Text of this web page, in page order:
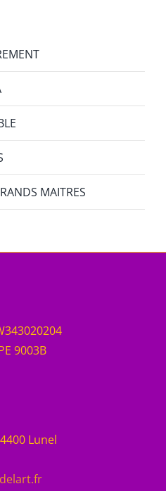
MAITRES
9003B
Lunel